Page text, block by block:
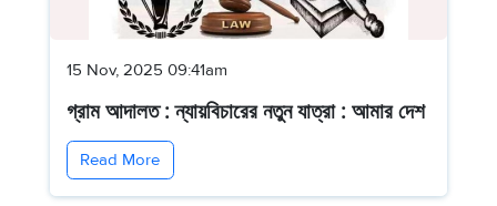
15 Nov, 2025 09:41am
গ্রাম আদালত : ন্যায়বিচারের নতুন যাত্রা : আমার দেশ
Read More